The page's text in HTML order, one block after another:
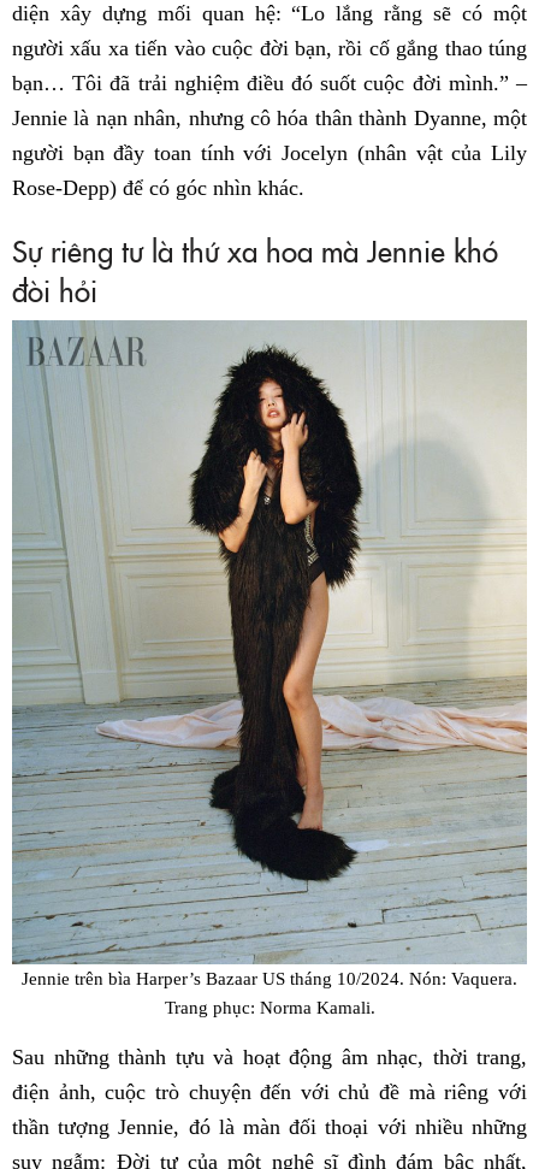
diện xây dựng mối quan hệ: “Lo lắng rằng sẽ có một
người xấu xa tiến vào cuộc đời bạn, rồi cố gắng thao túng
bạn… Tôi đã trải nghiệm điều đó suốt cuộc đời mình.” –
Jennie là nạn nhân, nhưng cô hóa thân thành Dyanne, một
người bạn đầy toan tính với Jocelyn (nhân vật của Lily
Rose-Depp) để có góc nhìn khác.
Sự riêng tư là thứ xa hoa mà Jennie khó
đòi hỏi
Jennie trên bìa Harper’s Bazaar US tháng 10/2024. Nón: Vaquera.
Trang phục: Norma Kamali.
Sau những thành tựu và hoạt động âm nhạc, thời trang,
điện ảnh, cuộc trò chuyện đến với chủ đề mà riêng với
thần tượng Jennie, đó là màn đối thoại với nhiều những
suy ngẫm: Đời tư của một nghệ sĩ đình đám bậc nhất,